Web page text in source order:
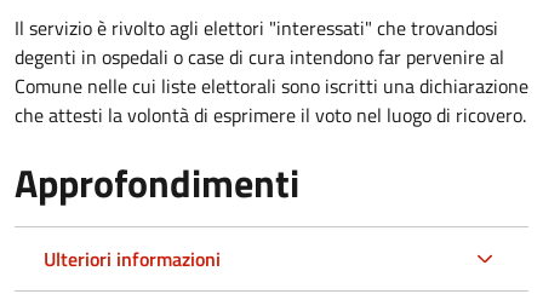
Il servizio è rivolto agli elettori "interessati" che trovandosi
degenti in ospedali o case di cura intendono far pervenire al
Comune nelle cui liste elettorali sono iscritti una dichiarazione
che attesti la volontà di esprimere il voto nel luogo di ricovero.
Approfondimenti
Ulteriori informazioni